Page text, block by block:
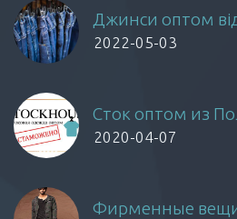
Джинси оптом
2022-05-03
Сток оптом из
2020-04-07
Фирменные